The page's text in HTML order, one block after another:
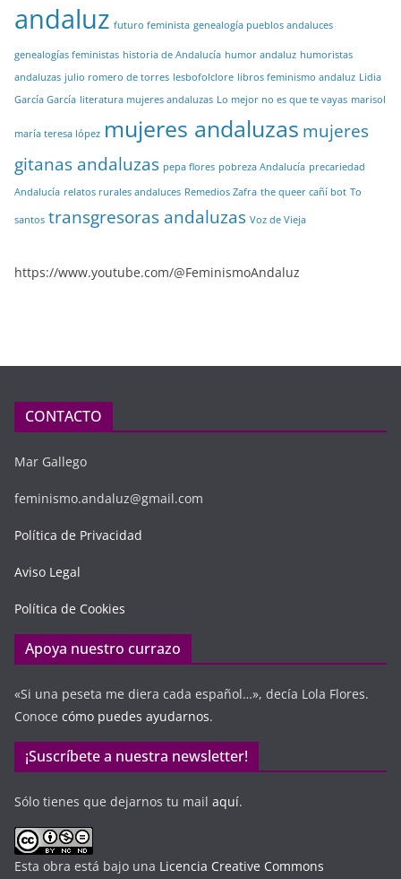
andaluz futuro feminista genealogía pueblos andaluces
genealogías feministas historia de Andalucía humor andaluz humoristas
andaluzas julio romero de torres lesbofolclore libros feminismo andaluz Lidia
García García literatura mujeres andaluzas Lo mejor no es que te vayas marisol
maría teresa lópez mujeres andaluzas mujeres
gitanas andaluzas pepa flores pobreza Andalucía precariedad
Andalucía relatos rurales andaluces Remedios Zafra the queer cañí bot To
santos transgresoras andaluzas Voz de Vieja
https://www.youtube.com/@FeminismoAndaluz
CONTACTO
Mar Gallego
feminismo.andaluz@gmail.com
Política de Privacidad
Aviso Legal
Política de Cookies
Apoya nuestro currazo
«Si una peseta me diera cada español…», decía Lola Flores.
Conoce cómo puedes ayudarnos.
¡Suscríbete a nuestra newsletter!
Sólo tienes que dejarnos tu mail aquí.
Esta obra está bajo una Licencia Creative Commons